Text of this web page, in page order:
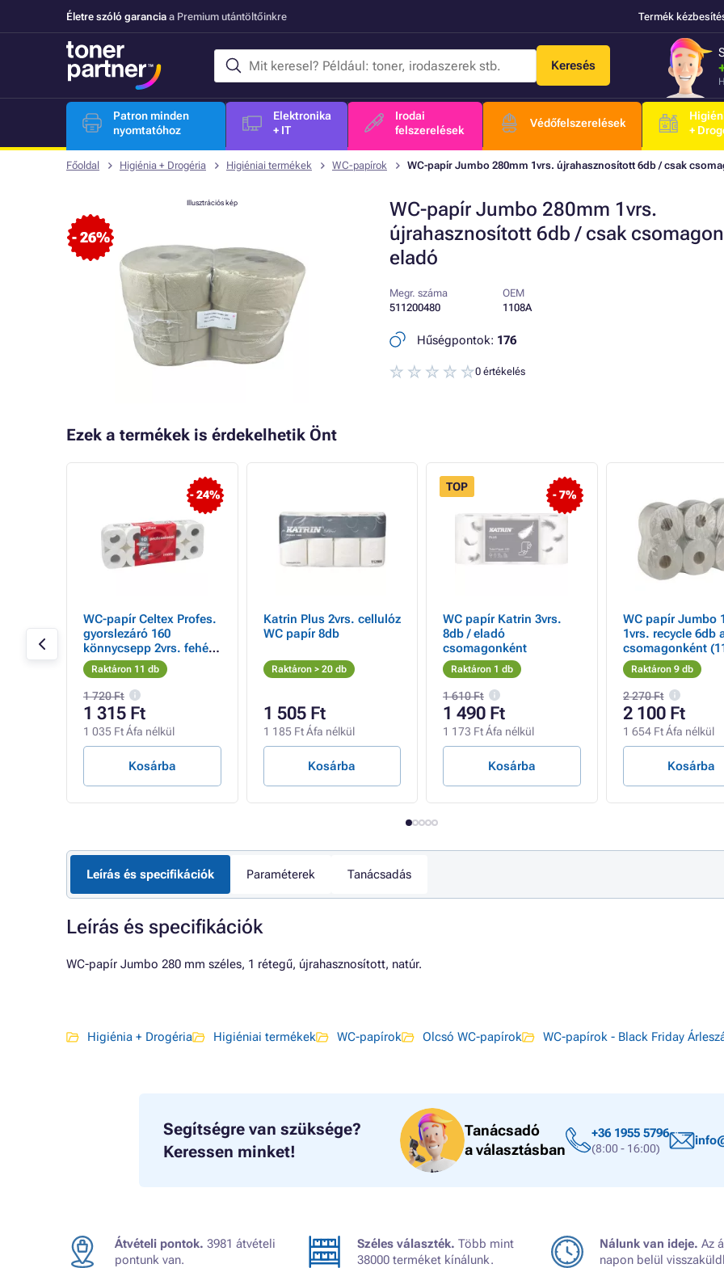
Életre szóló garancia a Premium utántöltőinkre Termék
Keresés
Patron minden
nyomtatóhoz
Elektronika
+ IT
Irodai
felszerelések
Védőfelszerelések
+
Főoldal Higiénia + Drogéria Higiéniai termékek WC-papírok WC-papír Jumbo 280mm 1vrs. újrahasznosított 6db / csak
WC-papír Jumbo 280mm 1vrs.
újrahasznosított 6db / csak
eladó
- 26%
Illusztrációs kép
Megr. száma
511200480
OEM
1108A
Hűségpontok: 176
0 értékelés
Ezek a termékek is érdekelhetik Önt
- 24%
WC-papír Celtex Profes.
gyorslezáró 160
könnycsepp 2vrs. fehér
10db /csak csomagban
eladó
Raktáron 11 db
1 720 Ft
1 315 Ft
1 035 Ft Áfa nélkül
Kosárba
Katrin Plus 2vrs. cellulóz
WC papír 8db
Raktáron > 20 db
1 505 Ft
1 185 Ft Áfa nélkül
Kosárba
- 7%
TOP
WC papír Katrin 3vrs.
8db / eladó
csomagonként
Raktáron 1 db
1 610 Ft
1 490 Ft
1 173 Ft Áfa nélkül
Kosárba
WC papír Jumbo
1vrs. recycle 6db
csomagonként
Raktáron 9 db
2 270 Ft
2 100 Ft
1 654 Ft Áfa nélkül
Kosárba
Leírás és specifikációk Paraméterek Tanácsadás
Leírás és specifikációk
WC-papír Jumbo 280 mm széles, 1 rétegű, újrahasznosított, natúr.
Higiénia + Drogéria Higiéniai termékek WC-papírok Olcsó WC-papírok WC-papírok - Black Friday
Segítségre van szüksége?
Keressen minket!
Tanácsadó
a választásban
+36 1955 5796
(8:00 - 16:00)
Átvételi pontok. 3981 átvételi
pontunk van.
Széles választék. Több mint
38000 terméket kínálunk.
Nálunk van ideje. Az
napon belül